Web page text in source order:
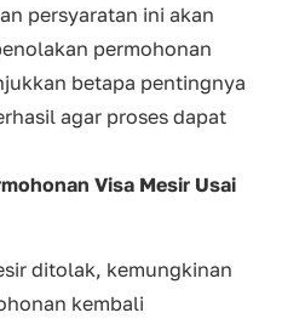
persyaratan ini akan
permohonan
betapa pentingnya
agar proses dapat
Visa Mesir Usai
ditolak, kemungkinan
kembali